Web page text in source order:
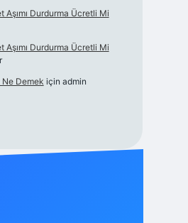
Aşımı Durdurma Ücretli Mi
Aşımı Durdurma Ücretli Mi
Demek için admin